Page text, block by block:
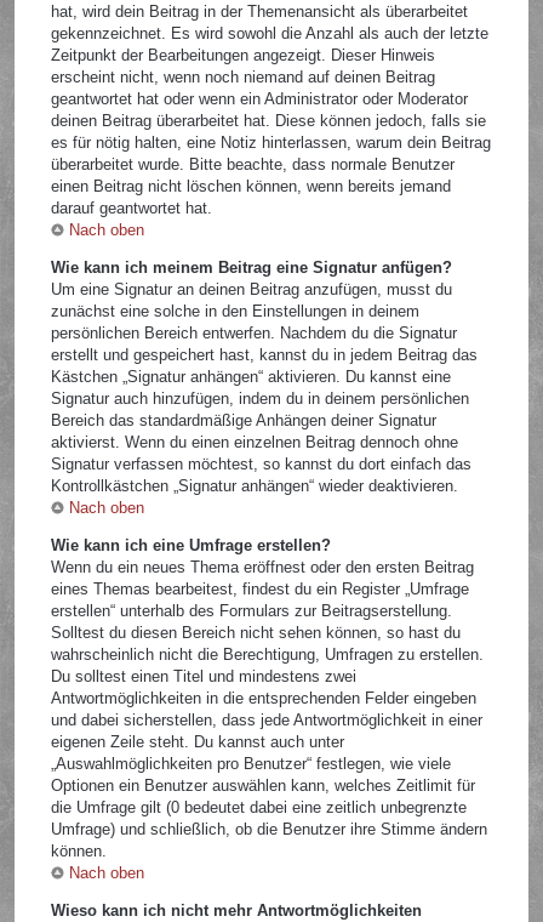
hat, wird dein Beitrag in der Themenansicht als überarbeitet
gekennzeichnet. Es wird sowohl die Anzahl als auch der letzte
Zeitpunkt der Bearbeitungen angezeigt. Dieser Hinweis
erscheint nicht, wenn noch niemand auf deinen Beitrag
geantwortet hat oder wenn ein Administrator oder Moderator
deinen Beitrag überarbeitet hat. Diese können jedoch, falls sie
es für nötig halten, eine Notiz hinterlassen, warum dein Beitrag
überarbeitet wurde. Bitte beachte, dass normale Benutzer
einen Beitrag nicht löschen können, wenn bereits jemand
darauf geantwortet hat.
Nach oben
Wie kann ich meinem Beitrag eine Signatur anfügen?
Um eine Signatur an deinen Beitrag anzufügen, musst du
zunächst eine solche in den Einstellungen in deinem
persönlichen Bereich entwerfen. Nachdem du die Signatur
erstellt und gespeichert hast, kannst du in jedem Beitrag das
Kästchen „Signatur anhängen“ aktivieren. Du kannst eine
Signatur auch hinzufügen, indem du in deinem persönlichen
Bereich das standardmäßige Anhängen deiner Signatur
aktivierst. Wenn du einen einzelnen Beitrag dennoch ohne
Signatur verfassen möchtest, so kannst du dort einfach das
Kontrollkästchen „Signatur anhängen“ wieder deaktivieren.
Nach oben
Wie kann ich eine Umfrage erstellen?
Wenn du ein neues Thema eröffnest oder den ersten Beitrag
eines Themas bearbeitest, findest du ein Register „Umfrage
erstellen“ unterhalb des Formulars zur Beitragserstellung.
Solltest du diesen Bereich nicht sehen können, so hast du
wahrscheinlich nicht die Berechtigung, Umfragen zu erstellen.
Du solltest einen Titel und mindestens zwei
Antwortmöglichkeiten in die entsprechenden Felder eingeben
und dabei sicherstellen, dass jede Antwortmöglichkeit in einer
eigenen Zeile steht. Du kannst auch unter
„Auswahlmöglichkeiten pro Benutzer“ festlegen, wie viele
Optionen ein Benutzer auswählen kann, welches Zeitlimit für
die Umfrage gilt (0 bedeutet dabei eine zeitlich unbegrenzte
Umfrage) und schließlich, ob die Benutzer ihre Stimme ändern
können.
Nach oben
Wieso kann ich nicht mehr Antwortmöglichkeiten